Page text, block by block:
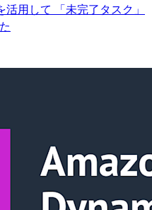
用して 「未完了タスク」